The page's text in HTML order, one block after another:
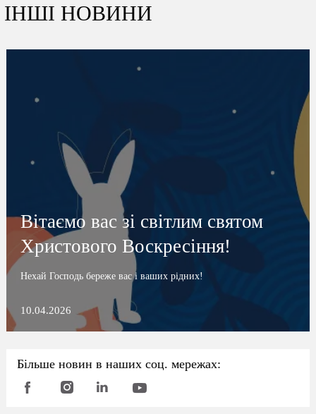
ІНШІ НОВИНИ
Вітаємо вас зі світлим святом
Христового Воскресіння!
Нехай Господь береже вас і ваших рідних!
10.04.2026
Більше новин в наших соц. мережах: